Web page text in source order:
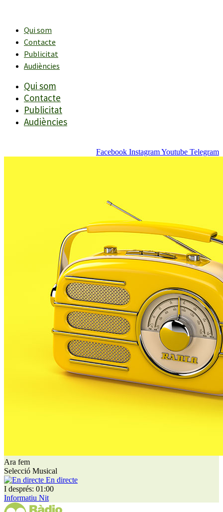
contingutQui som
Contacte
Publicitat
Audiències
Qui som
Contacte
Publicitat
Audiències
Facebook InstagramYoutube Telegram
Ara fem
Selecció Musical
En directe
I després: 01:00
Informatiu Nit